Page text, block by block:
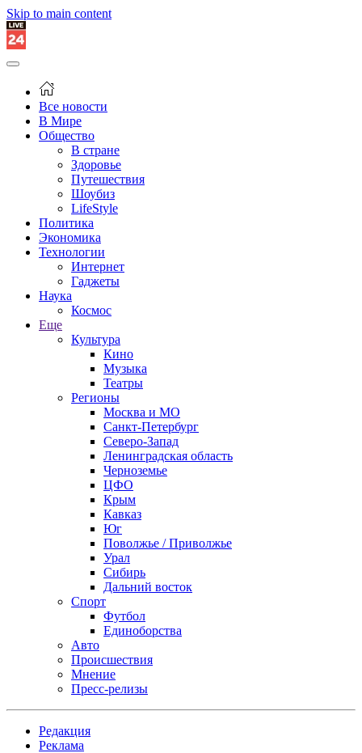
Skip to main content
Все новости
В Мире
Общество
В стране
Здоровье
Путешествия
Шоубиз
LifeStyle
Политика
Экономика
Технологии
Интернет
Гаджеты
Наука
Космос
Еще
Культура
Кино
Музыка
Театры
Регионы
Москва и МО
Санкт-Петербург
Северо-Запад
Ленинградская область
Черноземье
ЦФО
Крым
Кавказ
Юг
Поволжье / Приволжье
Урал
Сибирь
Дальний восток
Спорт
Футбол
Единоборства
Авто
Происшествия
Мнение
Пресс-релизы
Редакция
Реклама